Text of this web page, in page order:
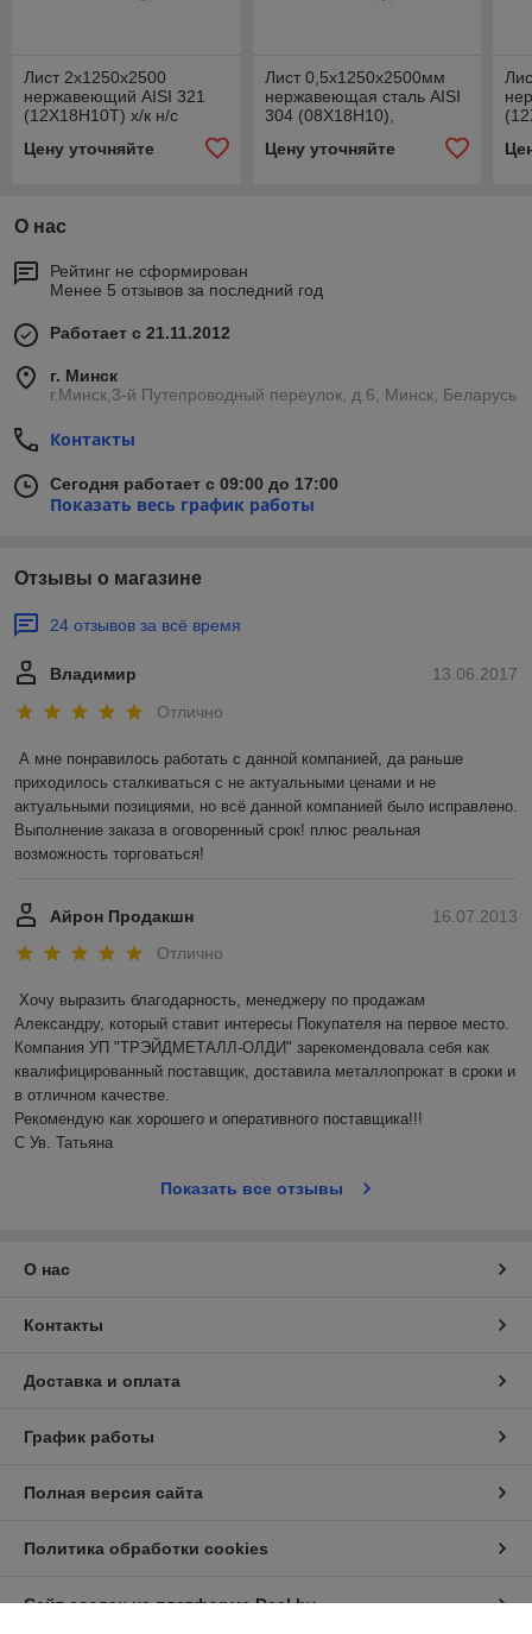
Лист 2х1250х2500
нержавеющий AISI 321
(12Х18Н10Т) х/к н/с
Цену уточняйте
Лист 0,5х1250х2500мм
нержавеющая сталь AISI
304 (08Х18Н10),
Цену уточняйте
О нас
Рейтинг не сформирован
Менее 5 отзывов за последний год
Работает с 21.11.2012
г. Минск
г.Минск,3-й Путепроводный переулок, д.6, Минск, Беларусь
Контакты
Сегодня работает с 09:00 до 17:00
Показать весь график работы
Отзывы о магазине
24 отзывов за всё время
13.06.2017
Владимир
Отлично
А мне понравилось работать с данной компанией, да раньше
приходилось сталкиваться с не актуальными ценами и не
актуальными позициями, но всё данной компанией было исправлено.
Выполнение заказа в оговоренный срок! плюс реальная
возможность торговаться!
16.07.2013
Айрон Продакшн
Отлично
Хочу выразить благодарность, менеджеру по продажам
Александру, который ставит интересы Покупателя на первое место.
Компания УП "ТРЭЙДМЕТАЛЛ-ОЛДИ" зарекомендовала себя как
квалифицированный поставщик, доставила металлопрокат в сроки и
в отличном качестве.
Рекомендую как хорошего и оперативного поставщика!!!
С Ув. Татьяна
Показать все отзывы
О нас
Контакты
Доставка и оплата
График работы
Полная версия сайта
Политика обработки cookies
Сайт создан на платформе Deal.by